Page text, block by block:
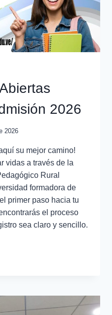
2026
2026
su mejor camino!
vidas a través de la
Rural
formadora de
primer paso hacia tu
el proceso
sea claro y sencillo.